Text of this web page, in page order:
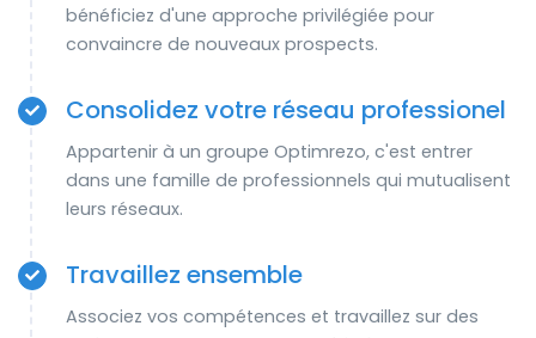
bénéficiez d'une approche privilégiée pour
convaincre de nouveaux prospects.
Consolidez votre réseau professionel
Appartenir à un groupe Optimrezo, c'est entrer
dans une famille de professionnels qui mutualisent
leurs réseaux.
Travaillez ensemble
Associez vos compétences et travaillez sur des